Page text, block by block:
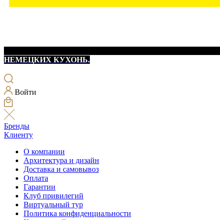
НЕМЕЦКИХ КУХОНЬ.
Войти
Бренды
Клиенту
О компании
Архитектура и дизайн
Доставка и самовывоз
Оплата
Гарантии
Клуб привилегий
Виртуальный тур
Политика конфиденциальности